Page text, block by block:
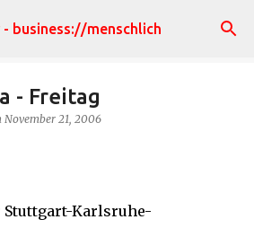
zum Hauptbereich
- business://menschlich
- Freitag
November 21, 2006
Karlsruhe-